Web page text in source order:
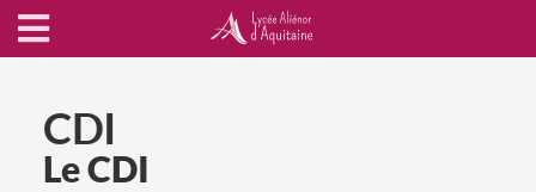
CDI
Le CDI